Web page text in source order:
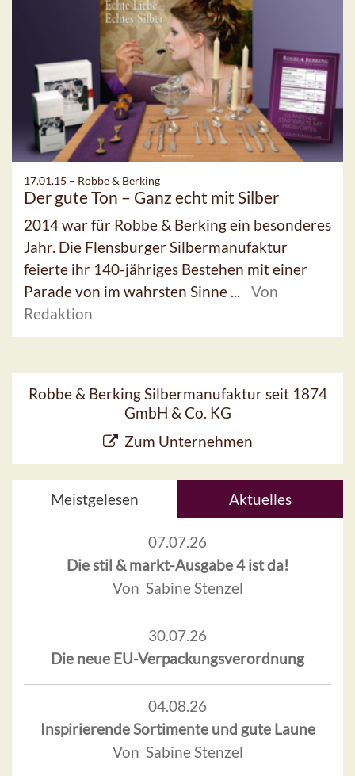
17.01.15 – Robbe & Berking
Der gute Ton – Ganz echt mit Silber
2014 war für Robbe & Berking ein besonderes
Jahr. Die Flensburger Silbermanufaktur
feierte ihr 140-jähriges Bestehen mit einer
Parade von im wahrsten Sinne ...
Von
Redaktion
Robbe & Berking Silbermanufaktur seit 1874
GmbH & Co. KG
Zum Unternehmen
Meistgelesen Aktuelles
07.07.26
Die stil & markt-Ausgabe 4 ist da!
Von Sabine Stenzel
30.07.26
Die neue EU-Verpackungsverordnung
04.08.26
Inspirierende Sortimente und gute Laune
Von Sabine Stenzel